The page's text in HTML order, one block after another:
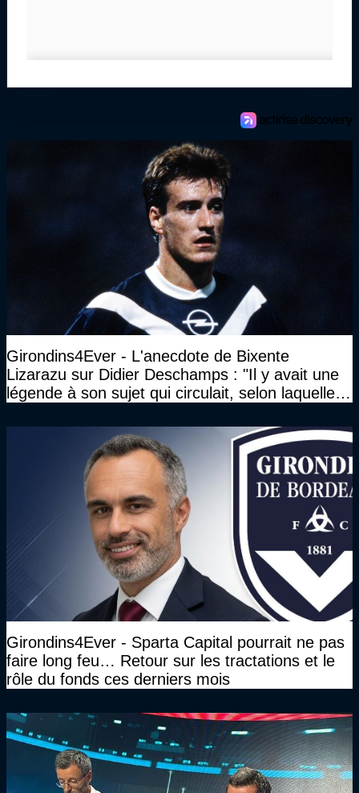
Girondins4Ever - L'anecdote de Bixente
Lizarazu sur Didier Deschamps : "Il y avait une
légende à son sujet qui circulait, selon laquelle il
Girondins4Ever - Sparta Capital pourrait ne pas
faire long feu… Retour sur les tractations et le
rôle du fonds ces derniers mois